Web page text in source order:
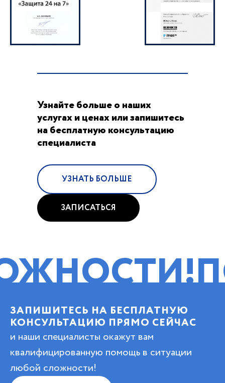
Узнайте больше о наших
услугах и ценах или запишитесь
на бесплатную консультацию
специалиста
УЗНАТЬ БОЛЬШЕ
ЗАПИСАТЬСЯ
ЗАПИШИТЕСЬ НА БЕСПЛАТНУЮ
КОНСУЛЬТАЦИЮ ПРЯМО СЕЙЧАС
и наши специалисты окажут вам
квалифицированную помощь в ситуации
любой сложности!